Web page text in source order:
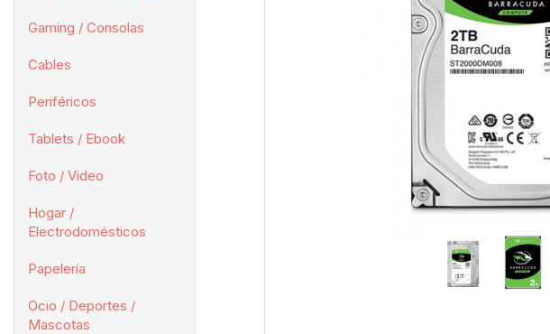
Gaming / Consolas
Cables
Periféricos
Tablets / Ebook
Foto / Video
Hogar /
Electrodomésticos
Papelería
Ocio / Deportes /
Mascotas